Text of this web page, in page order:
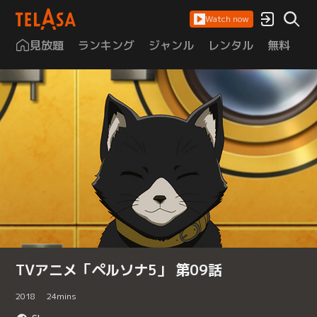
Watch now
見放題 ランキング ジャンル レンタル 無料
TVアニメ「ペルソナ5」 第09話
2018 24mins